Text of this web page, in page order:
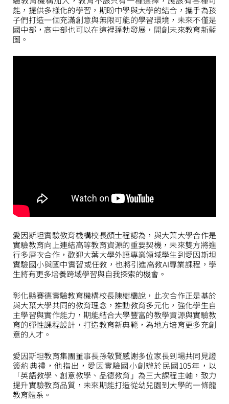
能，提供多樣化的學習，期盼中學與大學的結合，攜手為孩
子們打造一個充滿創意與無限可能的學習環境，未來不僅是
國中部，高中部也可以在這裡蓬勃發展，開創未來教育新藍
圖。
愛因斯坦實驗教育機構校長顏士程認為，與大葉大學合作是
實驗教育向上連結高等教育資源的重要契機，未來雙方將進
行多層次合作，歡迎大葉大學外語專業領域學生到愛因斯坦
實驗國小與國中實習或任教，也將引進高教AI專業課程，學
生將有更多培養跨域學習與自我探索的機會。
彰化縣賽德實驗教育機構校長陳樹欉說，此次合作正是基於
與大葉大學共同的教育理念，推動教育多元化，強化學生自
主學習與實作能力，期能結合大學豐富的教學資源與實驗教
育的彈性課程設計，打造教育新典範，為地方培育更多充創
意的人才。
愛因斯坦教育集團董事長孫敬賢感謝多位家長到場共同見證
簽約典禮，他指出，愛因實驗國小創辦於民國105年，以
「英語教學、創意教學、品德教育」為三大課程主軸，致力
提升實驗教育品質，未來期能打造從幼兒園到大學的一條龍
教育體系。